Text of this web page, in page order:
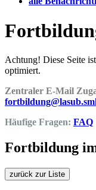
Achtung! Diese Seite
optimiert.
Zentraler E-Mail
Häufige Fragen: FAQ
Fortbildung
zurück zur Liste